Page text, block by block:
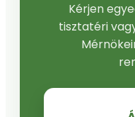
Kérjen
tisztatéri